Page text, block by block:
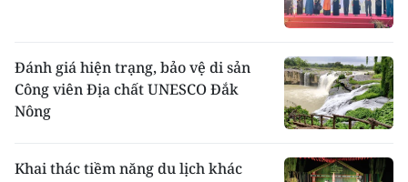
Đánh giá hiện trạng, bảo vệ di sản
Công viên Địa chất UNESCO Đắk
Nông
Khai thác tiềm năng du lịch khác